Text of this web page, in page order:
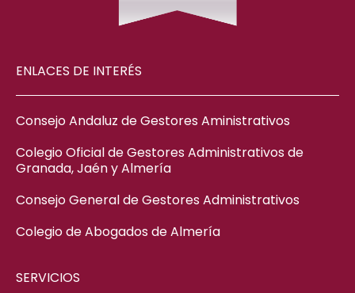
ENLACES DE INTERÉS
Consejo Andaluz de Gestores Aministrativos
Colegio Oficial de Gestores Administrativos de
Granada, Jaén y Almería
Consejo General de Gestores Administrativos
Colegio de Abogados de Almería
SERVICIOS